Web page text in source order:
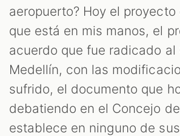
aeropuerto? Hoy el
que está en mis manos, el
acuerdo que fue radicado al
Medellín, con las
sufrido, el documento que
debatiendo en el Concejo
establece en ninguno de